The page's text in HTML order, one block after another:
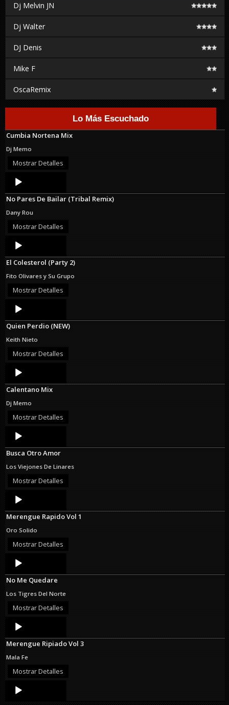
Dj Melvin JN
Dj Walter
DJ Denis
Mike F
OscaRemix
Lo Más Escuchado
Cumbia Nortena Mix
Dj Memo
Mostrar Detalles
Audio
Player
No Pares De Bailar (Tribal Remix)
Dany Rou
Mostrar Detalles
Audio
Player
El Colesterol (Party 2)
Fito Olivares y Su Grupo
Mostrar Detalles
Audio
Player
Quien Perdio (NEW)
Keith Nieto
Mostrar Detalles
Audio
Player
Calentano Mix
Dj Memo
Mostrar Detalles
Audio
Player
Busca Otro Amor
Los Viejones De Linares
Mostrar Detalles
Audio
Player
Merengue Rapido Vol 1
Oro Solido
Mostrar Detalles
Audio
Player
No Me Quedare
Los Tigres Del Norte
Mostrar Detalles
Audio
Player
Merengue Ripiado Vol 3
Mala Fe
Mostrar Detalles
Audio
Player